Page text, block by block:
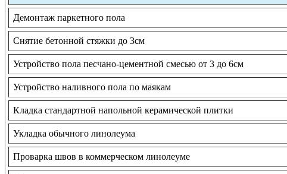
Демонтаж паркетного пола
Снятие бетонной стяжки до 3см
Устройство пола песчано-цементной смесью от 3 до 6см
Устройство наливного пола по маякам
Кладка стандартной напольной керамической плитки
Укладка обычного линолеума
Проварка швов в коммерческом линолеуме